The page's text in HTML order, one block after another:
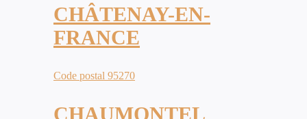
CHÂTENAY-EN-
FRANCE
Code postal 95270
CHAUMONTEL